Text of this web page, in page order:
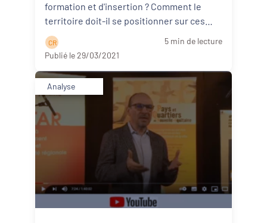
formation et d'insertion ? Comment le
territoire doit-il se positionner sur ces
Lire la suite
C R
5 min de lecture
Publié le 29/03/2021
Analyse